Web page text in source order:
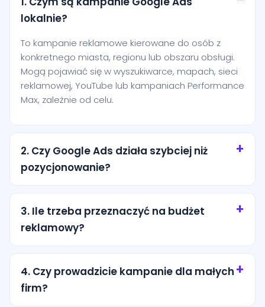
lokalnie?
To kampanie reklamowe kierowane do osób z
konkretnego miasta, regionu lub obszaru obsługi.
Mogą pojawiać się w wyszukiwarce, mapach, sieci
reklamowej, YouTube lub kampaniach Performance
Max, zależnie od celu.
2. Czy Google Ads działa szybciej niż
pozycjonowanie?
Tak, reklamy mogą zacząć generować ruch niemal
od razu po uruchomieniu. Pozycjonowanie zwykle
buduje efekt wolniej, ale bardziej długofalowo.
Najlepsze wyniki często daje połączenie obu
kanałów.
3. Ile trzeba przeznaczyć na budżet
reklamowy?
Budżet zależy od branży, konkurencji, miasta i celu
kampanii. Na start warto dobrać kwotę, która
pozwala zebrać sensowną liczbę kliknięć i leadów,
a później skalować działania na podstawie danych.
4. Czy prowadzicie kampanie dla małych
firm?